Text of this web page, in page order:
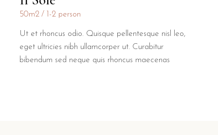
50m2 1-2 person
Ut et rhoncus odio. Quisque pellentesque nisl leo,
eget ultricies nibh ullamcorper ut. Curabitur
bibendum sed neque quis rhoncus maecenas